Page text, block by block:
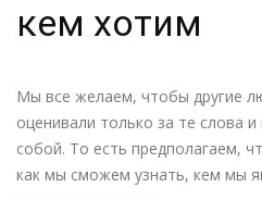
кем хотим
Мы все желаем, чтобы другие
оценивали только за те слова
собой. То есть предполагаем,
как мы сможем узнать, кем мы